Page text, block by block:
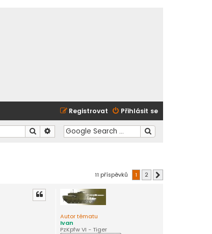
Přihlásit se
Registrovat
Hledat Pokročilé hledání
11 příspěvků 1 2
Autor tématu
Ivan
PzKpfw VI - Tiger